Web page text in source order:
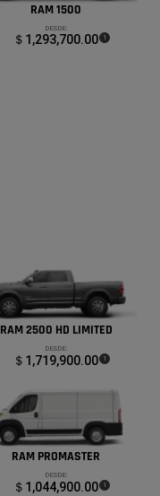
RAM 1500
DESDE:
＄1,293,700.00 (
Disclosure
1 )
RAM 2500 HD LIMITED
DESDE:
＄1,719,900.00 (
Disclosure
1 )
RAM PROMASTER
DESDE:
＄1,044,900.00 (
Disclosure
1 )